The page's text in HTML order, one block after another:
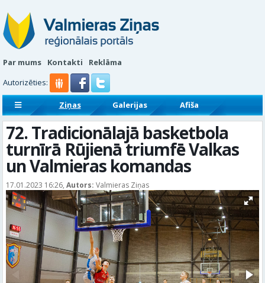
Par mums Kontakti
Reklāma
Autorizēties:
Ziņas Galerijas
Afiša
Sludinājumi
Reklāmraksti
72. Tradicionālajā basketbola
turnīrā Rūjienā triumfē Valkas
un Valmieras komandas
17.01.2023 16:26, Autors: Valmieras Ziņas